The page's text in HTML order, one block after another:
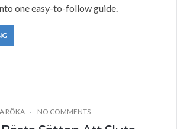
one easy-to-follow guide.
RÖKA NO COMMENTS